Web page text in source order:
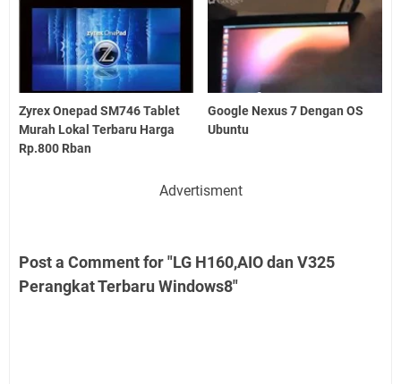
Zyrex Onepad SM746 Tablet
Murah Lokal Terbaru Harga
Rp.800 Rban
Google Nexus 7 Dengan OS
Ubuntu
Advertisment
Post a Comment for "LG H160,AIO dan V325
Perangkat Terbaru Windows8"